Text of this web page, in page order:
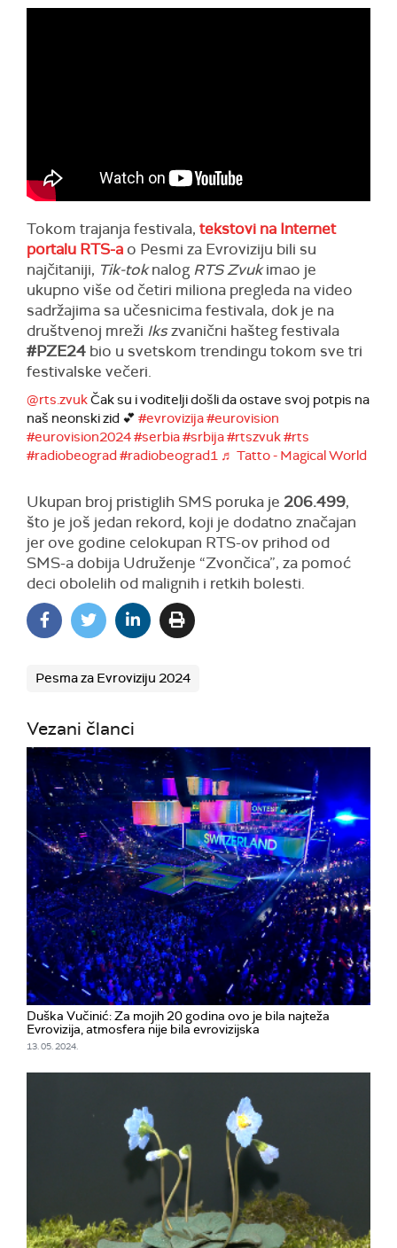
Tokom trajanja festivala, tekstovi na Internet
portalu RTS-a o Pesmi za Evroviziju bili su
najčitaniji, Tik-toknalog RTS Zvukimao je
ukupno više od četiri miliona pregleda na video
sadržajima sa učesnicima festivala, dok je na
društvenoj mreži Ikszvanični hašteg festivala
#PZE24 bio u svetskom trendingu tokom sve tri
festivalske večeri.
@rts.zvukČak su i voditelji došli da ostave svoj potpis na
naš neonski zid 💕 #evrovizija#eurovision
#eurovision2024#serbia#srbija#rtszvuk#rts
#radiobeograd#radiobeograd1 ♬ Tatto - Magical World
Ukupan broj pristiglih SMS poruka je 206.499,
što je još jedan rekord, koji je dodatno značajan
jer ove godine celokupan RTS-ov prihod od
SMS-a dobija Udruženje “Zvončica”, za pomoć
deci obolelih od malignih i retkih bolesti.
Pesma za Evroviziju 2024
Vezani članci
Duška Vučinić: Za mojih 20 godina ovo je bila najteža
Evrovizija, atmosfera nije bila evrovizijska
13. 05. 2024.